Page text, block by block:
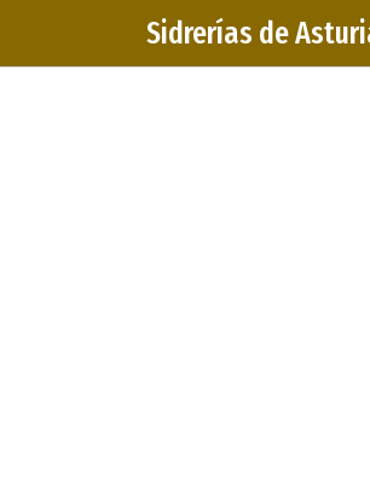
Sidrerías de